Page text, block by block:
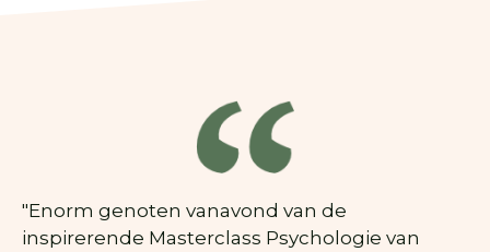
"Enorm genoten vanavond van de
inspirerende Masterclass Psychologie van